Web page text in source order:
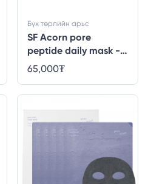
SF Acorn pore
peptide daily mask -
30ширхэг
Бүх төрлийн арьс
65,000₮